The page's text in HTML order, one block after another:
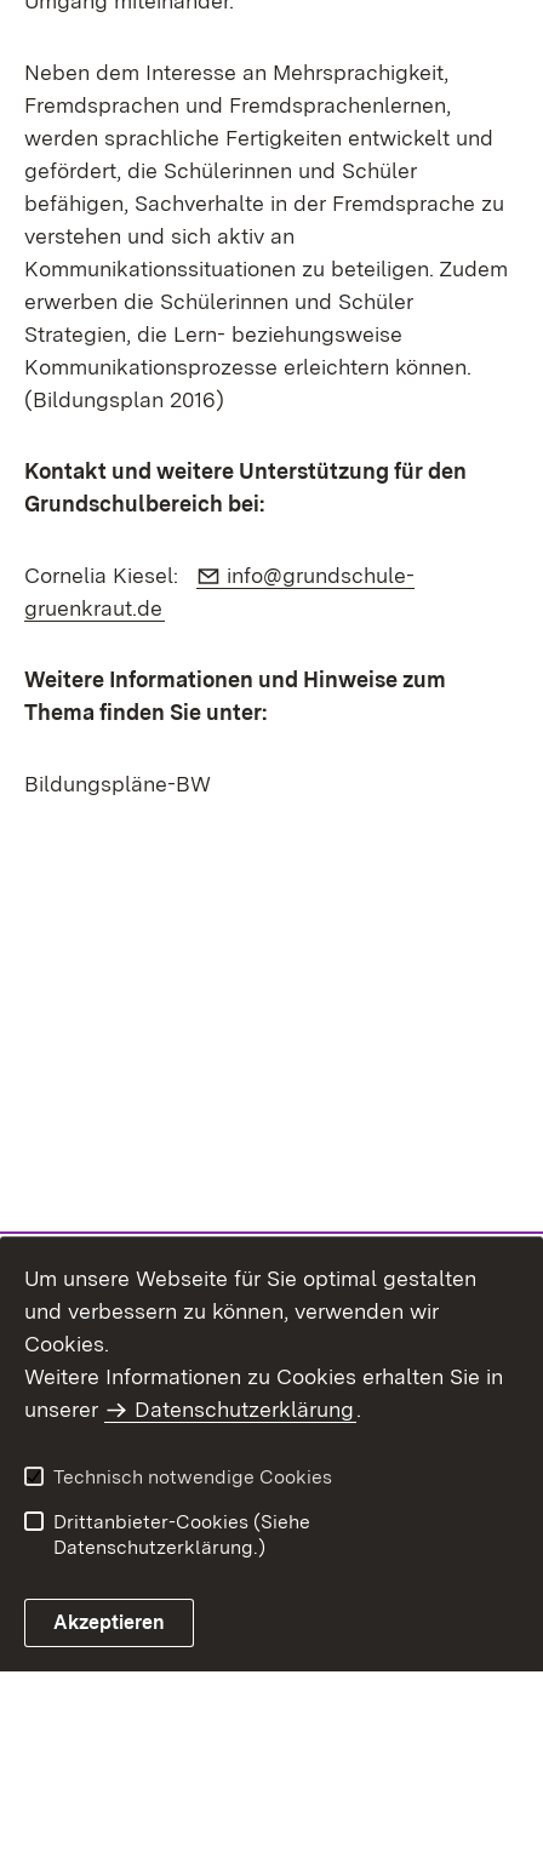
Neben dem Interesse an Mehrsprachigkeit,
Fremdsprachen und Fremdsprachenlernen,
werden sprachliche Fertigkeiten entwickelt und
gefördert, die Schülerinnen und Schüler
befähigen, Sachverhalte in der Fremdsprache zu
verstehen und sich aktiv an
Kommunikationssituationen zu beteiligen. Zudem
erwerben die Schülerinnen und Schüler
Strategien, die Lern- beziehungsweise
Kommunikationsprozesse erleichtern können.
(Bildungsplan 2016)
Kontakt und weitere Unterstützung für den
Grundschulbereich bei:
Cornelia Kiesel: E-Mail:
info@grundschule-
gruenkraut.de
Weitere Informationen und Hinweise zum
Thema finden Sie unter:
Extern:
Bildungspläne-BW
Benutzungshinweise
Erklärung zur
Um unsere Webseite für Sie optimal gestalten
und verbessern zu können, verwenden wir
Cookies.
Weitere Informationen zu Cookies erhalten Sie in
unserer
Datenschutzerklärung.
Technisch notwendige Cookies
Drittanbieter-Cookies (Siehe
Datenschutzerklärung.)
Akzeptieren